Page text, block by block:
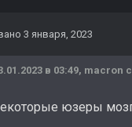
3 января, 2023
в 03:49, macron
юзеры